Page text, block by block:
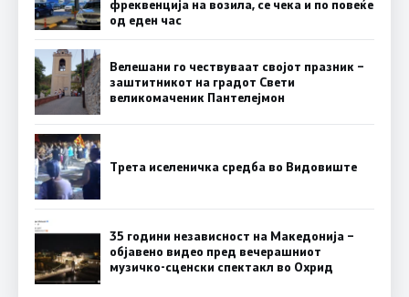
фреквенција на возила, се чека и по повеќе
од еден час
Велешани го чествуваат својот празник –
заштитникот на градот Свети
великомаченик Пантелејмон
Трета иселеничка средба во Видовиште
35 години независност на Македонија –
објавено видео пред вечерашниот
музичко-сценски спектакл во Охрид